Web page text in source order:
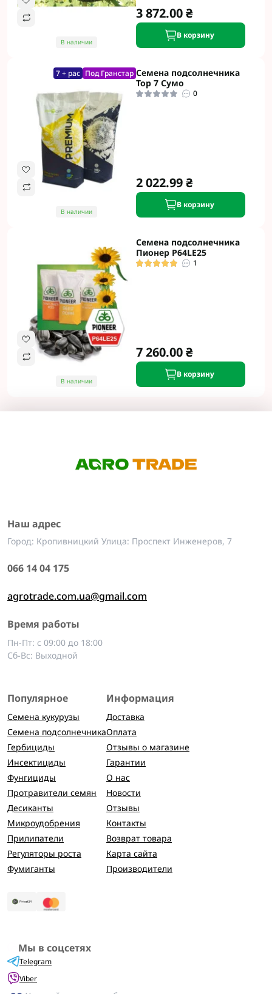
В наличии
3 872.00 ₴
В корзину
7 + рас Под Гранстар
В наличии
Семена подсолнечника
Тор 7 Сумо
0
2 022.99 ₴
В корзину
В наличии
Семена подсолнечника
Пионер P64LE25
1
7 260.00 ₴
В корзину
Наш адрес
Город: Кропивницкий Улица: Проспект Инженеров, 7
066 14 04 175
agrotrade.com.ua@gmail.com
Время работы
Пн-Пт: с 09:00 до 18:00
Сб-Вс: Выходной
Популярное
Семена кукурузы
Семена подсолнечника
Гербициды
Инсектициды
Фунгициды
Протравители семян
Десиканты
Микроудобрения
Прилипатели
Регуляторы роста
Фумиганты
Информация
Доставка
Оплата
Отзывы о магазине
Гарантии
О нас
Новости
Отзывы
Контакты
Возврат товара
Карта сайта
Производители
Мы в соцсетях
Telegram
Viber